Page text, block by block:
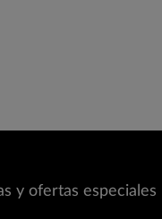
y ofertas especiales